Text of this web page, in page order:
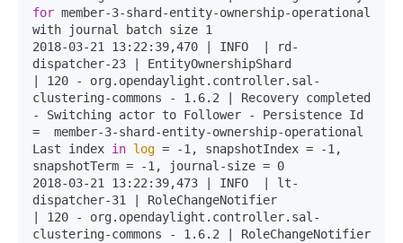
for member-3-shard-entity-ownership-operational
with journal batch size 1
2018-03-21 13:22:39,470 | INFO  | rd-
dispatcher-23 | EntityOwnershipShard
| 120 - org.opendaylight.controller.sal-
clustering-commons - 1.6.2 | Recovery completed
- Switching actor to Follower - Persistence Id
=  member-3-shard-entity-ownership-operational
Last index in log = -1, snapshotIndex = -1,
snapshotTerm = -1, journal-size = 0
2018-03-21 13:22:39,473 | INFO  | lt-
dispatcher-31 | RoleChangeNotifier
| 120 - org.opendaylight.controller.sal-